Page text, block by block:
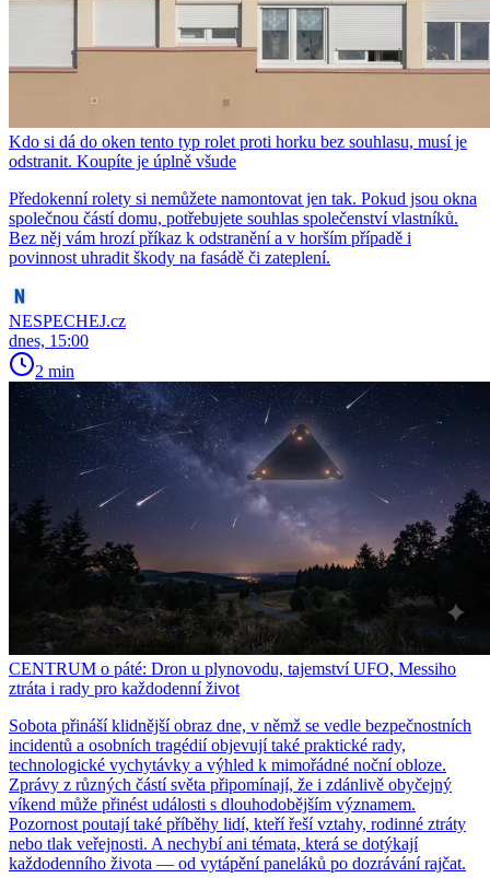
Kdo si dá do oken tento typ rolet proti horku bez souhlasu, musí je
odstranit. Koupíte je úplně všude
Předokenní rolety si nemůžete namontovat jen tak. Pokud jsou okna
společnou částí domu, potřebujete souhlas společenství vlastníků.
Bez něj vám hrozí příkaz k odstranění a v horším případě i
povinnost uhradit škody na fasádě či zateplení.
NESPECHEJ.cz
dnes, 15:00
2 min
CENTRUM o páté: Dron u plynovodu, tajemství UFO, Messiho
ztráta i rady pro každodenní život
Sobota přináší klidnější obraz dne, v němž se vedle bezpečnostních
incidentů a osobních tragédií objevují také praktické rady,
technologické vychytávky a výhled k mimořádné noční obloze.
Zprávy z různých částí světa připomínají, že i zdánlivě obyčejný
víkend může přinést události s dlouhodobějším významem.
Pozornost poutají také příběhy lidí, kteří řeší vztahy, rodinné ztráty
nebo tlak veřejnosti. A nechybí ani témata, která se dotýkají
každodenního života — od vytápění paneláků po dozrávání rajčat.